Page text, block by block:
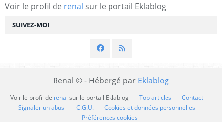
SUIVEZ-MOI
Voir le profil de renal sur le portail Eklablog
Renal © - Hébergé par Eklablog
Voir le profil de renal sur le portail Eklablog Top articles
Contact
Signaler un abus
C.G.U.
Cookies et données personnelles
Préférences cookies